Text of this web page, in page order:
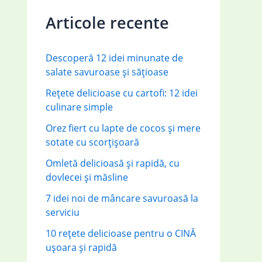
h
o
Articole recente
Descoperă 12 idei minunate de
salate savuroase și sățioase
Rețete delicioase cu cartofi: 12 idei
culinare simple
Orez fiert cu lapte de cocos și mere
sotate cu scorțișoară
Omletă delicioasă și rapidă, cu
dovlecei și măsline
7 idei noi de mâncare savuroasă la
serviciu
10 rețete delicioase pentru o CINĂ
ușoara și rapidă